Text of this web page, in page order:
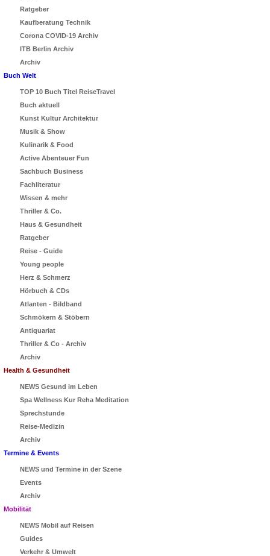
Ratgeber
Kaufberatung Technik
Corona COVID-19 Archiv
ITB Berlin Archiv
Archiv
Buch Welt
TOP 10 Buch Titel ReiseTravel
Buch aktuell
Kunst Kultur Architektur
Musik & Show
Kulinarik & Food
Active Abenteuer Fun
Sachbuch Business
Fachliteratur
Wissen & mehr
Thriller & Co.
Haus & Gesundheit
Ratgeber
Reise - Guide
Young people
Herz & Schmerz
Hörbuch & CDs
Atlanten - Bildband
Schmökern & Stöbern
Antiquariat
Thriller & Co - Archiv
Archiv
Health & Gesundheit
NEWS Gesund im Leben
Spa Wellness Kur Reha Meditation
Sprechstunde
Reise-Medizin
Archiv
Termine & Events
NEWS und Termine in der Szene
Events
Archiv
Mobilität
NEWS Mobil auf Reisen
Guides
Verkehr & Umwelt